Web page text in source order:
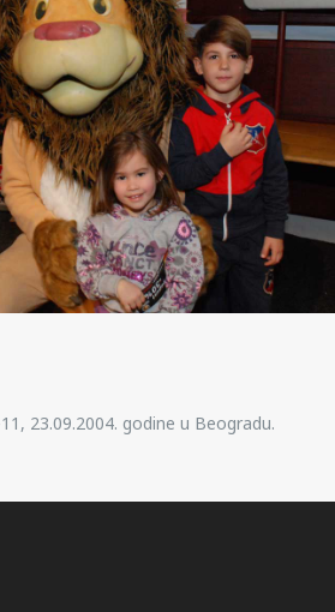
23.09.2004. godine u Beogradu.